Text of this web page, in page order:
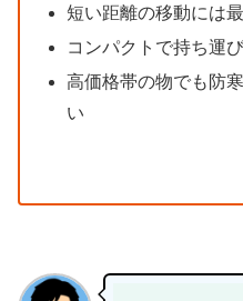
短い距離の移動には
コンパクトで持ち運
高価格帯の物でも防
い